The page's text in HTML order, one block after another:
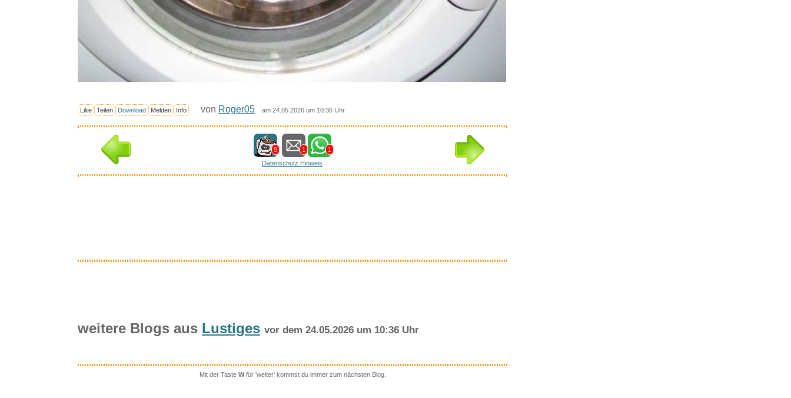
Like Teilen Download Melden Info von Roger05 am 24.05.2026 um 10:36 Uhr
9 1
1
Datenschutz Hinweis